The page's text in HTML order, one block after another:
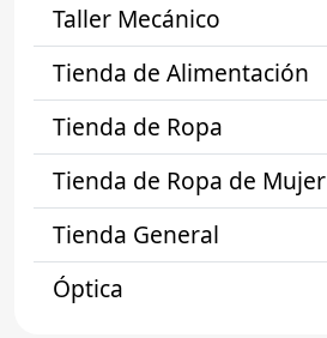
Taller Mecánico
Tienda de Alimentación
Tienda de Ropa
Tienda de Ropa de Mujer
Tienda General
Óptica